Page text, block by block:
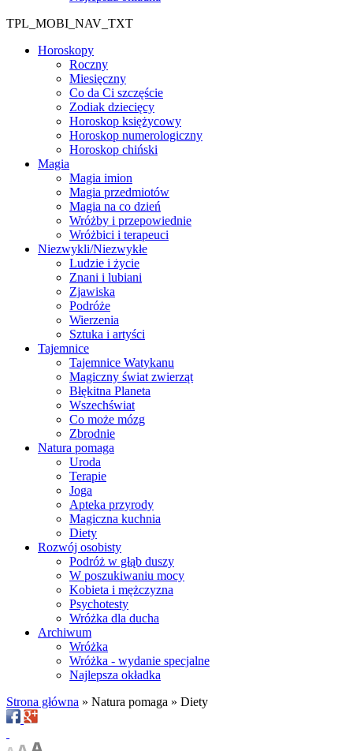
TPL_MOBI_NAV_TXT
Horoskopy
Roczny
Miesięczny
Co da Ci szczęście
Zodiak dziecięcy
Horoskop księżycowy
Horoskop numerologiczny
Horoskop chiński
Magia
Magia imion
Magia przedmiotów
Magia na co dzień
Wróżby i przepowiednie
Wróżbici i terapeuci
Niezwykli/Niezwykłe
Ludzie i życie
Znani i lubiani
Zjawiska
Podróże
Wierzenia
Sztuka i artyści
Tajemnice
Tajemnice Watykanu
Magiczny świat zwierząt
Błękitna Planeta
Wszechświat
Co może mózg
Zbrodnie
Natura pomaga
Uroda
Terapie
Joga
Apteka przyrody
Magiczna kuchnia
Diety
Rozwój osobisty
Podróż w głąb duszy
W poszukiwaniu mocy
Kobieta i mężczyzna
Psychotesty
Wróżka dla ducha
Archiwum
Wróżka
Wróżka - wydanie specjalne
Najlepsza okładka
Strona główna » Natura pomaga » Diety